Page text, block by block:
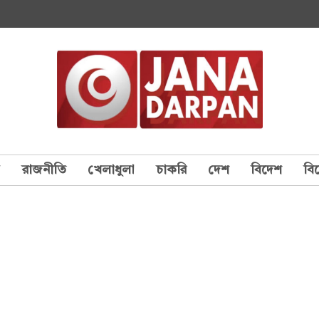
রাজনীতি খেলাধুলা চাকরি দেশ বিদেশ